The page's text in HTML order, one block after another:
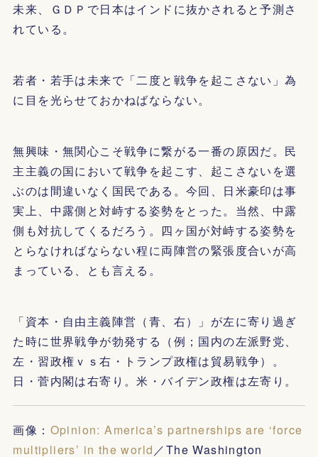
未来、ＧＤＰで日本はインドに抜かされると予測さ
れている。
若者・若手は未来で「二度と戦争を起こさない」為
に目を光らせておかねばならない。
無興味・無関心こそ戦争に繋がる一番の原因だ。民
主主義の国において戦争を起こす、起こさないを選
ぶのは間違いなく国民である。今回、日米豪印は事
実上、中露側と対峙する姿勢をとった。当然、中露
側も対抗してくるだろう。四ヶ国が対峙する姿勢を
とらなければならない程に両陣営の緊張度合いが高
まっている、とも言える。
「資本・自由主義陣営（青、右）」が左に寄り過ぎ
た時に世界戦争が勃発する（例；国内の左派野党、
左・習政権ｖｓ右・トランプ政権は貿易戦争）。
日・菅内閣は右寄り。米・バイデン政権は左寄り。
画像： Opinion: America’s partnerships are ‘force
multipliers’ in the world ／The Washington